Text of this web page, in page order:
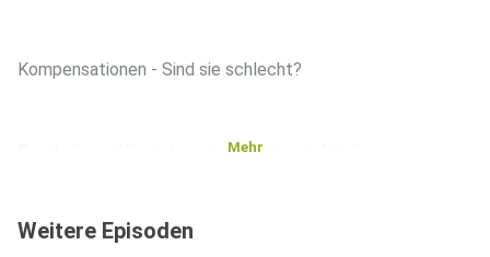
Kompensationen - Sind sie schlecht?
Prophylaxe - Was ist uns im Training wichtig?
Viel Spaß!
Mehr
Weitere Episoden